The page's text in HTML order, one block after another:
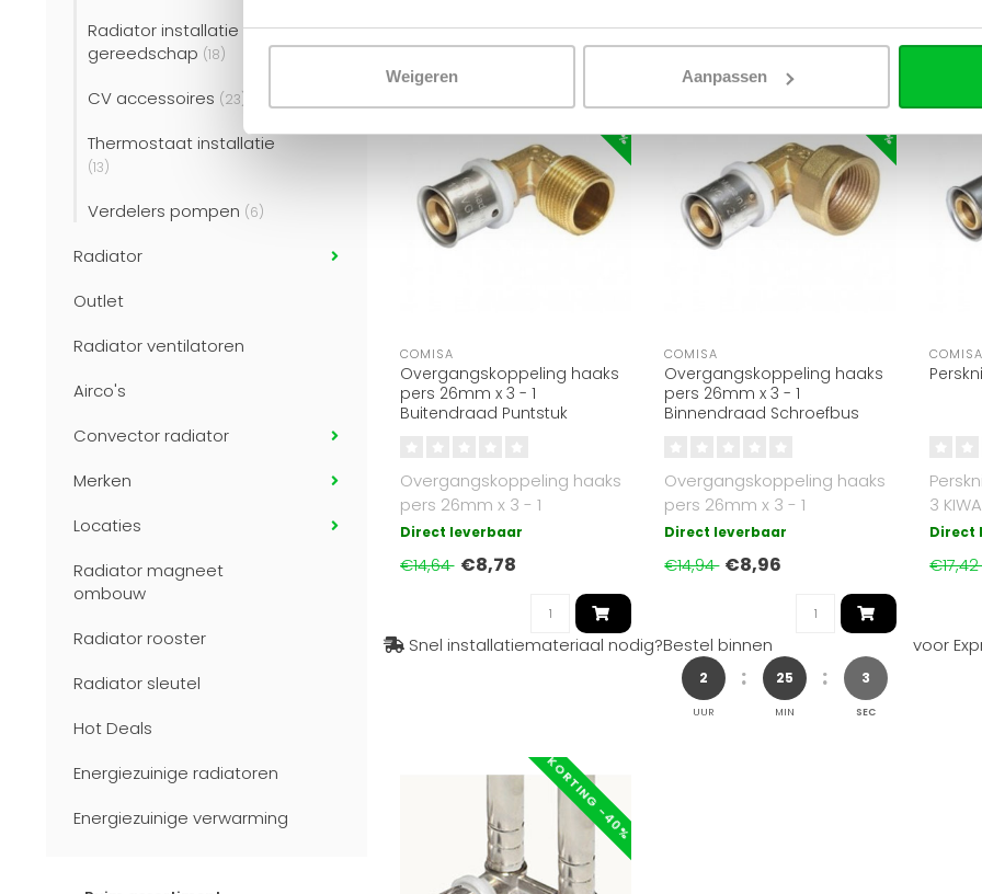
Weigeren Aanpassen
Radiator installatie
gereedschap (18)
CV accessoires (23)
Thermostaat installatie
(13)
Verdelers pompen (6)
Radiator
Outlet
Radiator ventilatoren
Airco's
Convector radiator
Merken
Locaties
Radiator magneet
ombouw
Radiator rooster
Radiator sleutel
Hot Deals
Energiezuinige radiatoren
Energiezuinige verwarming
KORTING -40%
COMISA
Overgangskoppeling haaks
pers 26mm x 3 - 1
Buitendraad Puntstuk
Overgangskoppeling haaks
pers 26mm x 3 - 1
inchBuitendraad
Direct leverbaar
€14,64 €8,78
KORTING -40%
COMISA
Overgangskoppeling haaks
pers 26mm x 3 - 1
Binnendraad Schroefbus
Overgangskoppeling haaks
pers 26mm x 3 - 1
inchBinnendraad KIWA
gekeurd..
Direct leverbaar
€14,94 €8,96
COMISA
3
Direct
Snel installatiemateriaal nodig?Bestel binnen
2
UUR
25
MIN
2
SEC
voor
KORTING -40%